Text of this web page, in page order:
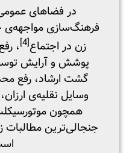
در فضاهای
فرهنگ‌سازی مواجهه‌ی
زن در اجتماع[4]
،
پوشش و آرایش
گشت ارشاد، رفع
وسایل نقلیه‌ی
همچون
جنجالی‌ترین مطالبات